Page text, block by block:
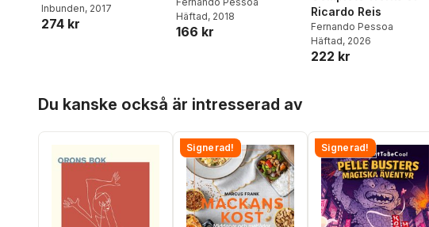
Jerónimo Pizarro
Inbunden, 2017
274 kr
Häftad, 2018
166 kr
Ricardo Reis
Fernando Pessoa
Häftad, 2026
222 kr
Du kanske också är intresserad av
Signerad! Signerad!